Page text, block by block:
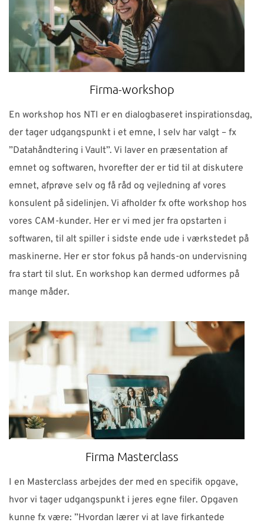
Firma-workshop
En workshop hos NTI er en dialogbaseret inspirationsdag,
der tager udgangspunkt i et emne, I selv har valgt – fx
”Datahåndtering i Vault”. Vi laver en præsentation af
emnet og softwaren, hvorefter der er tid til at diskutere
emnet, afprøve selv og få råd og vejledning af vores
konsulent på sidelinjen. Vi afholder fx ofte workshop hos
vores CAM-kunder. Her er vi med jer fra opstarten i
softwaren, til alt spiller i sidste ende ude i værkstedet på
maskinerne. Her er stor fokus på hands-on undervisning
fra start til slut. En workshop kan dermed udformes på
mange måder.
Firma Masterclass
I en Masterclass arbejdes der med en specifik opgave,
hvor vi tager udgangspunkt i jeres egne filer. Opgaven
kunne fx være: ”Hvordan lærer vi at lave firkantede